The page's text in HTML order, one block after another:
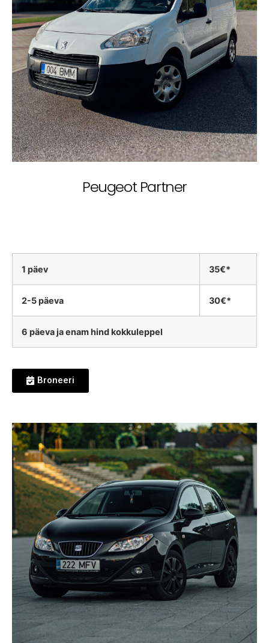
Peugeot Partner
1 päev 35€*
2-5 päeva 30€*
6 päeva ja enam hind kokkuleppel
Broneeri